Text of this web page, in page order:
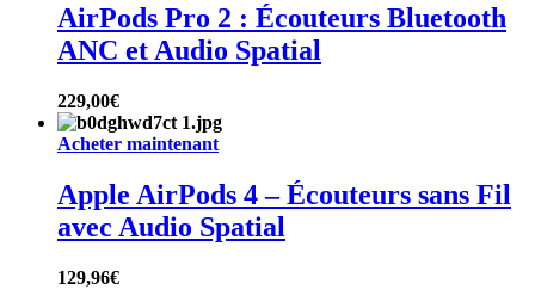
AirPods Pro 2 : Écouteurs Bluetooth
ANC et Audio Spatial
229,00€
Acheter maintenant
Apple AirPods 4 – Écouteurs sans Fil
avec Audio Spatial
129,96€